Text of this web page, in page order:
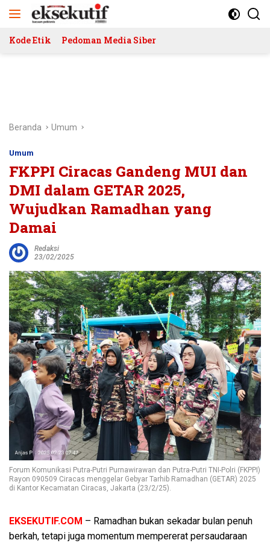
Kode Etik Pedoman Media Siber
Beranda Umum
Umum
FKPPI Ciracas Gandeng MUI dan
DMI dalam GETAR 2025,
Wujudkan Ramadhan yang
Damai
Redaksi
23/02/2025
Forum Komunikasi Putra-Putri Purnawirawan dan Putra-Putri TNI-Polri (FKPPI)
Rayon 090509 Ciracas menggelar Gebyar Tarhib Ramadhan (GETAR) 2025
di Kantor Kecamatan Ciracas, Jakarta (23/2/25).
EKSEKUTIF.COM – Ramadhan bukan sekadar bulan penuh
berkah, tetapi juga momentum mempererat persaudaraan